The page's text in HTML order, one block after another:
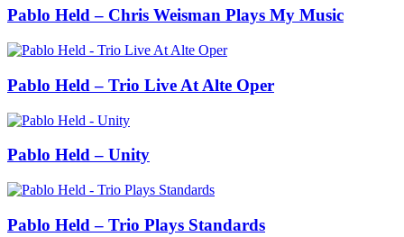
Pablo Held – Chris Weisman Plays My Music
Pablo Held – Trio Live At Alte Oper
Pablo Held – Unity
Pablo Held – Trio Plays Standards